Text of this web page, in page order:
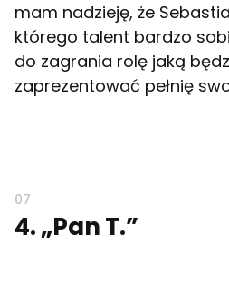
mam nadzieję, że
którego talent bardzo
do zagrania rolę jaką
zaprezentować pełnię
4. „Pan T.”